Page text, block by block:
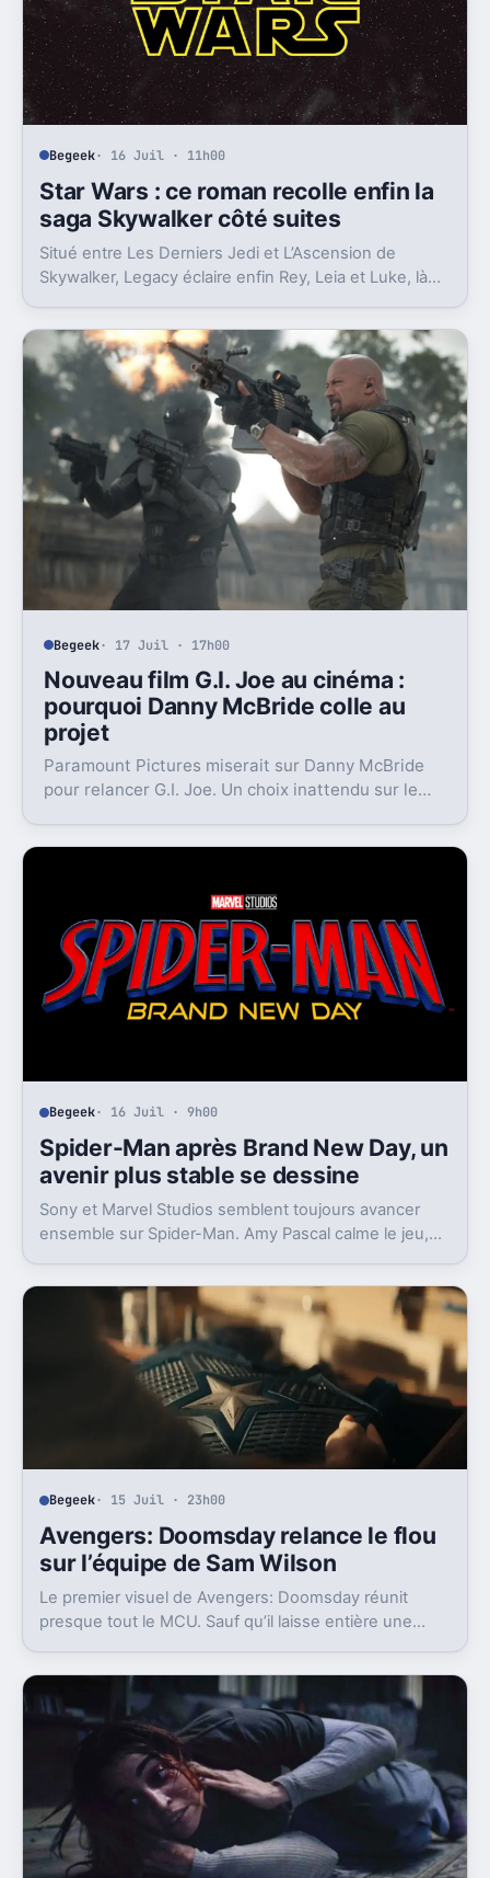
Begeek· 16 Juil · 11h00
Star Wars : ce roman recolle enfin la
saga Skywalker côté suites
Situé entre Les Derniers Jedi et L’Ascension de
Skywalker, Legacy éclaire enfin Rey, Leia et Luke, là
Begeek· 17 Juil · 17h00
Nouveau film G.I. Joe au cinéma :
pourquoi Danny McBride colle au
projet
Paramount Pictures miserait sur Danny McBride
pour relancer G.I. Joe. Un choix inattendu sur le
Begeek· 16 Juil · 9h00
Spider-Man après Brand New Day, un
avenir plus stable se dessine
Sony et Marvel Studios semblent toujours avancer
ensemble sur Spider-Man. Amy Pascal calme le jeu,
Begeek· 15 Juil · 23h00
Avengers: Doomsday relance le flou
sur l’équipe de Sam Wilson
Le premier visuel de Avengers: Doomsday réunit
presque tout le MCU. Sauf qu’il laisse entière une
Wilson ?